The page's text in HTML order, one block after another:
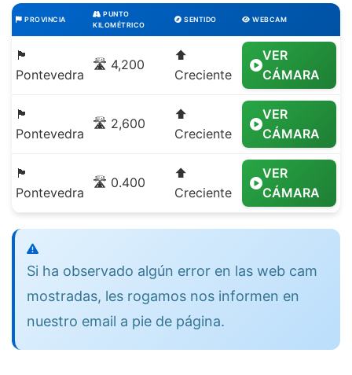
PROVINCIA
PUNTO
KILOMÉTRICO
SENTIDO WEBCAM
🏴
Pontevedra
🛣️ 4,200
⬆️
Creciente
VER
CÁMARA
🏴
Pontevedra
🛣️ 2,600
⬆️
Creciente
VER
CÁMARA
🏴
Pontevedra
🛣️ 0.400
⬆️
Creciente
VER
CÁMARA
Si ha observado algún error en las web cam
mostradas, les rogamos nos informen en
nuestro email a pie de página.